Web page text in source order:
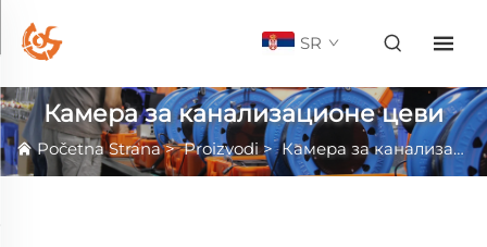
SR
Камера за канализационе цеви
Početna Strana>Proizvodi>Камера за канализационе цеви